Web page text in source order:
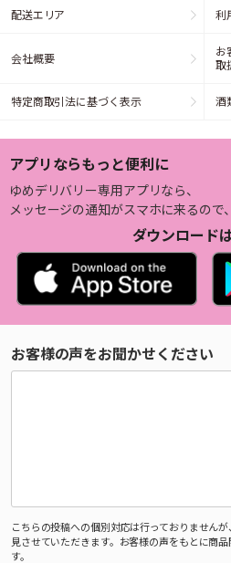
配送エリア 利
会社概要
お
取
特定商取引法に基づく表示 酒
アプリならもっと便利に
ゆめデリバリー専用アプリなら、
メッセージの通知がスマホに来るので
ダウンロード
お客様の声をお聞かせください
こちらの投稿への個別対応は行っておりません
見させていただきます。お客様の声をもとに商
す。